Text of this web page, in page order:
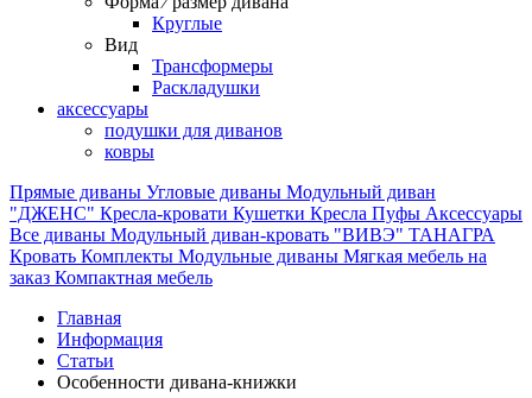
Круглые
Вид
Трансформеры
Раскладушки
аксессуары
подушки для диванов
ковры
Прямые диваны Угловые диваны Модульный диван
"ДЖЕНС" Кресла-кровати Кушетки Кресла Пуфы Аксессуары
Все диваны Модульный диван-кровать "ВИВЭ" ТАНАГРА
Кровать Комплекты Модульные диваны Мягкая мебель на
заказ Компактная мебель
Главная
Информация
Статьи
Особенности дивана-книжки